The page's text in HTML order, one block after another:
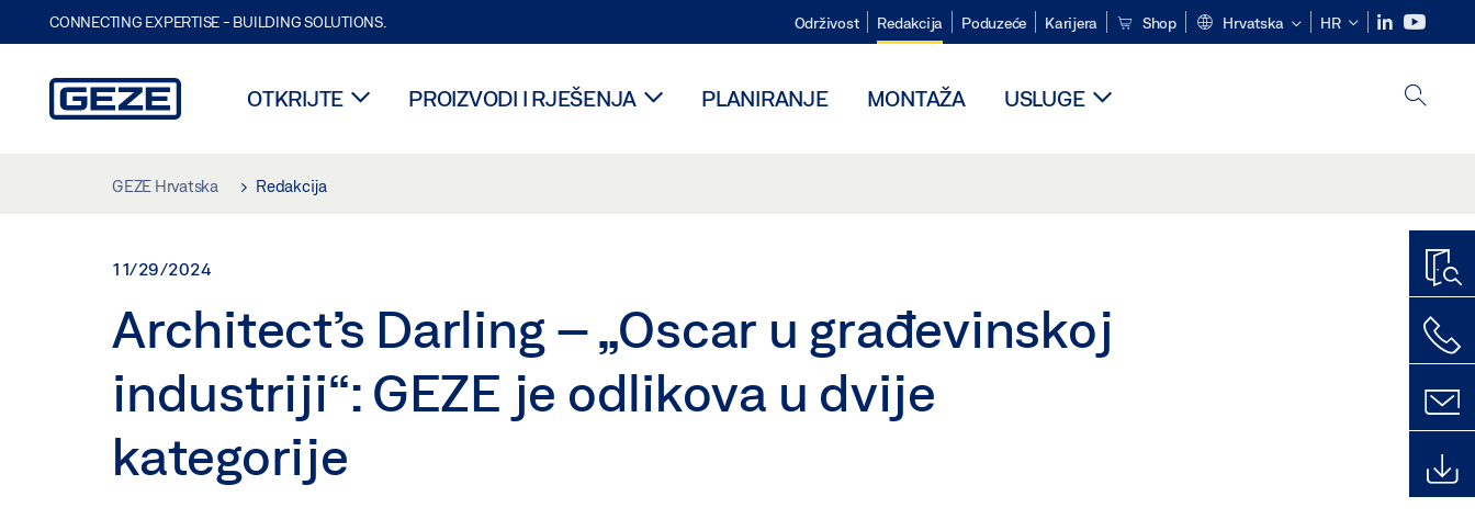
CONNECTING EXPERTISE - BUILDING SOLUTIONS. Održivost Redakcija Poduzeće Karijera Shop Hrvatska HR
OTKRIJTE PROIZVODI I RJEŠENJA PLANIRANJE MONTAŽA USLUGE
GEZE Hrvatska Redakcija
11/29/2024
Architect’s Darling – „Oscar u građevinskoj
industriji“: GEZE je odlikova u dvije
kategorije